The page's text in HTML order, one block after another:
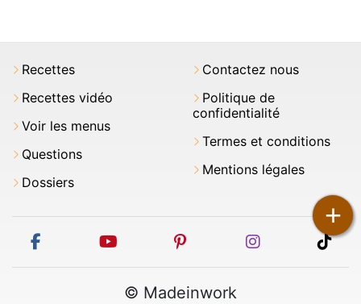
+
Recettes
Recettes vidéo
Voir les menus
Questions
Dossiers
Contactez nous
Politique de
confidentialité
Termes et conditions
Mentions légales
facebook youtube pinterest instagram
© Madeinwork